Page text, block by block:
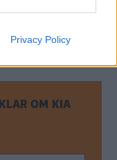
Privacy Policy
900 kr
399 800 kr
OM KIA